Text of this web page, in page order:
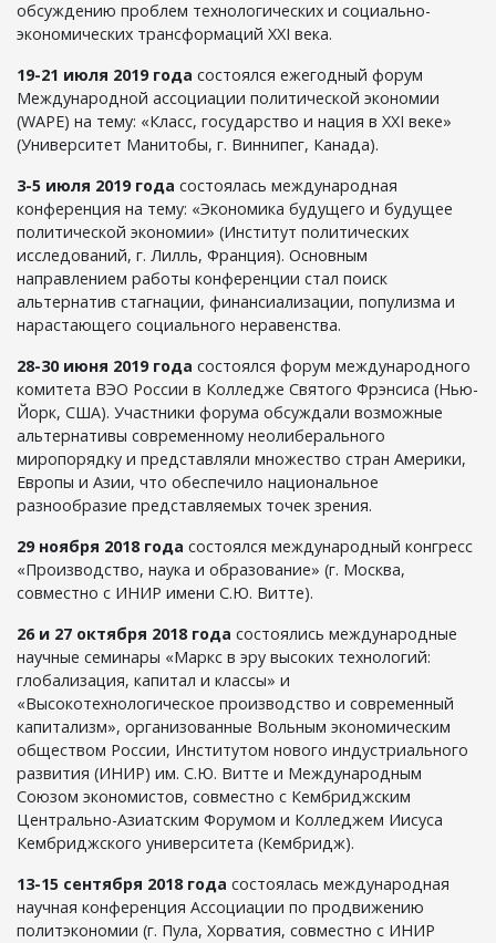
обсуждению проблем технологических и социально-
экономических трансформаций XXI века.
19-21 июля 2019 года состоялся ежегодный форум
Международной ассоциации политической экономии
(WAPE) на тему: «Класс, государство и нация в XXI веке»
(Университет Манитобы, г. Виннипег, Канада).
3-5 июля 2019 года состоялась международная
конференция на тему: «Экономика будущего и будущее
политической экономии» (Институт политических
исследований, г. Лилль, Франция). Основным
направлением работы конференции стал поиск
альтернатив стагнации, финансиализации, популизма и
нарастающего социального неравенства.
28-30 июня 2019 года состоялся форум международного
комитета ВЭО России в Колледже Святого Фрэнсиса (Нью-
Йорк, США). Участники форума обсуждали возможные
альтернативы современному неолиберального
миропорядку и представляли множество стран Америки,
Европы и Азии, что обеспечило национальное
разнообразие представляемых точек зрения.
29 ноября 2018 года состоялся международный конгресс
«Производство, наука и образование» (г. Москва,
совместно с ИНИР имени С.Ю. Витте).
26 и 27 октября 2018 года состоялись международные
научные семинары «Маркс в эру высоких технологий:
глобализация, капитал и классы» и
«Высокотехнологическое производство и современный
капитализм», организованные Вольным экономическим
обществом России, Институтом нового индустриального
развития (ИНИР) им. С.Ю. Витте и Международным
Союзом экономистов, совместно с Кембриджским
Центрально-Азиатским Форумом и Колледжем Иисуса
Кембриджского университета (Кембридж).
13-15 сентября 2018 года состоялась международная
научная конференция Ассоциации по продвижению
политэкономии (г. Пула, Хорватия, совместно с ИНИР